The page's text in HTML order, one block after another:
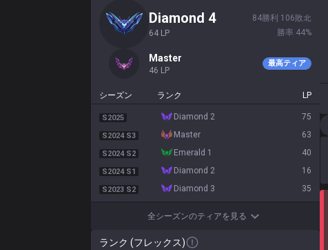
diamond 4
64 LP
84勝利 106 敗北
勝率 44%
master
46 LP
最高ティア
シーズン ランク LP
S2025 diamond 2 75
S2024 S3 master 63
S2024 S2 emerald 1 40
S2024 S1 diamond 2 16
S2023 S2 diamond 3 35
全シーズンのティアを見る
ランク (フレックス)